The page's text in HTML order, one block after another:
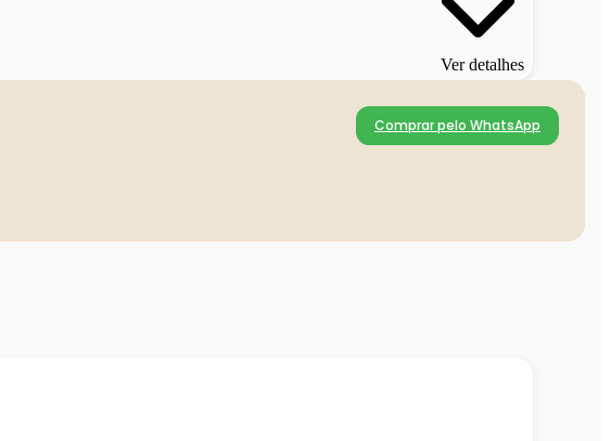
Ver detalhes
Comprar pelo WhatsApp